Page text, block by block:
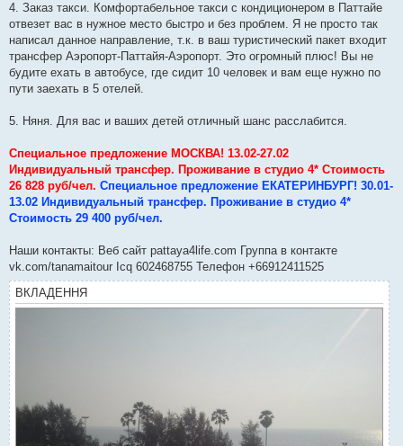
4. Заказ такси. Комфортабельное такси с кондиционером в Паттайе
отвезет вас в нужное место быстро и без проблем. Я не просто так
написал данное направление, т.к. в ваш туристический пакет входит
трансфер Аэропорт-Паттайя-Аэропорт. Это огромный плюс! Вы не
будите ехать в автобусе, где сидит 10 человек и вам еще нужно по
пути заехать в 5 отелей.
5. Няня. Для вас и ваших детей отличный шанс расслабится.
Специальное предложение МОСКВА! 13.02-27.02
Индивидуальный трансфер. Проживание в студио 4* Стоимость
26 828 руб/чел. Специальное предложение ЕКАТЕРИНБУРГ! 30.01-
13.02 Индивидуальный трансфер. Проживание в студио 4*
Стоимость 29 400 руб/чел.
Наши контакты: Веб сайт pattaya4life.com Группа в контакте
vk.com/tanamaitour Icq 602468755 Телефон +66912411525
ВКЛАДЕННЯ